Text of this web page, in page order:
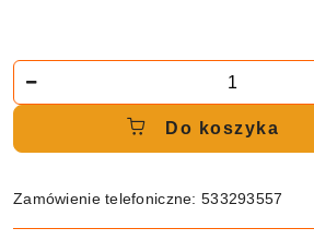
Do koszyka
Zamówienie telefoniczne: 533293557